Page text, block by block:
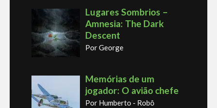
Lugares Sombrios –
Amnesia: The Dark
Descent
Por George
Memórias de um
jogador: O avião chefe
Por Humberto - Robô